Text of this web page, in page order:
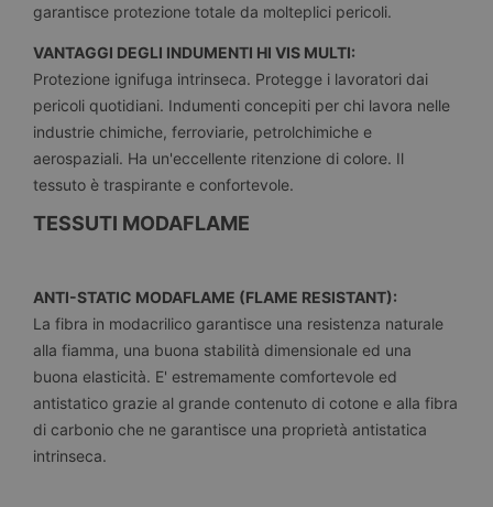
garantisce protezione totale da molteplici pericoli.
VANTAGGI DEGLI INDUMENTI HI VIS MULTI:
Protezione ignifuga intrinseca. Protegge i lavoratori dai
pericoli quotidiani. Indumenti concepiti per chi lavora nelle
industrie chimiche, ferroviarie, petrolchimiche e
aerospaziali. Ha un'eccellente ritenzione di colore. Il
tessuto è traspirante e confortevole.
TESSUTI MODAFLAME
ANTI-STATIC MODAFLAME (FLAME RESISTANT):
La fibra in modacrilico garantisce una resistenza naturale
alla fiamma, una buona stabilità dimensionale ed una
buona elasticità. E' estremamente comfortevole ed
antistatico grazie al grande contenuto di cotone e alla fibra
di carbonio che ne garantisce una proprietà antistatica
intrinseca.